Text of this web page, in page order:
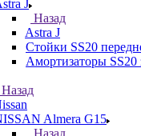
J
Назад
Astra J
Стойки SS20
Амортизаторы SS20
Назад
Almera G15
Назад